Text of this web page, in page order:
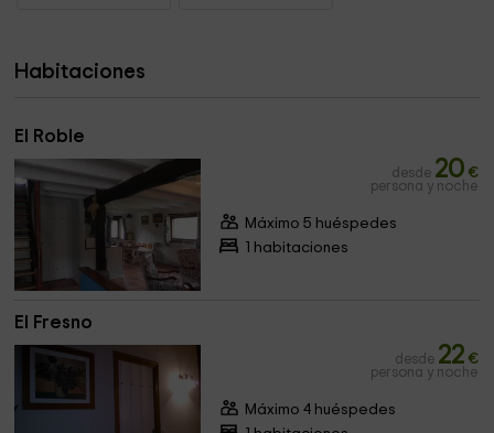
Habitaciones
El Roble
desde 20 €
persona y noche
Máximo 5 huéspedes
1 habitaciones
El Fresno
desde 22 €
persona y noche
Máximo 4 huéspedes